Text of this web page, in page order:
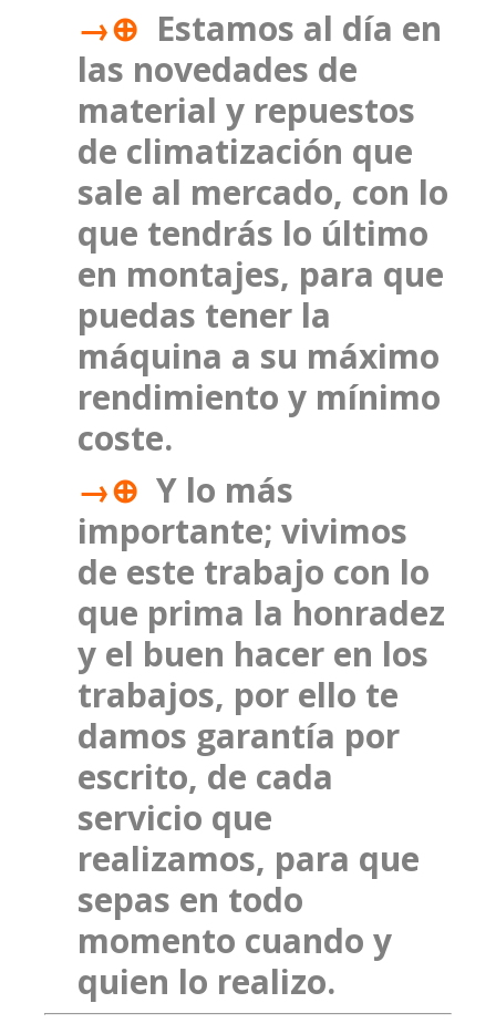
→⊕ Estamos al día en
las novedades de
material y repuestos
de climatización que
sale al mercado, con lo
que tendrás lo último
en montajes, para que
puedas tener la
máquina a su máximo
rendimiento y mínimo
coste.
→⊕ Y lo más
importante; vivimos
de este trabajo con lo
que prima la honradez
y el buen hacer en los
trabajos, por ello te
damos garantía por
escrito, de cada
servicio que
realizamos, para que
sepas en todo
momento cuando y
quien lo realizo.